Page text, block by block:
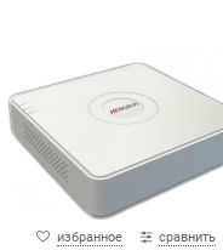
избранное сравнить